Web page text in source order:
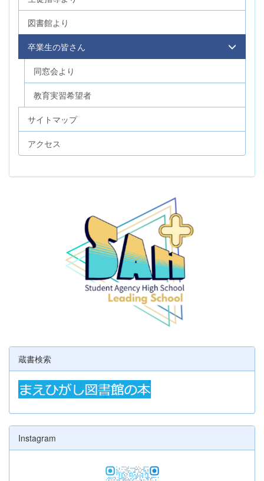
図書館より
卒業生の皆さん
同窓会より
教育実習希望者
サイトマップ
アクセス
蔵書検索
Instagram